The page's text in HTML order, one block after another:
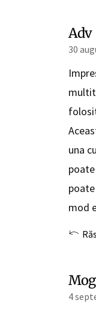
Adv
30
una
mod
4